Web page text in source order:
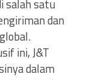
salah satu
dan
ini, J&T
dalam